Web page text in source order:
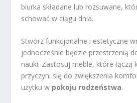
biurka składane lub rozsuwane,
schować w ciągu dnia.
Stwórz funkcjonalne i estetyczne
jednocześnie będzie przestrzenią
nauki. Zastosuj meble, które łączą
przyczyni się do zwiększenia
użytku w pokoju rodzeństwa.